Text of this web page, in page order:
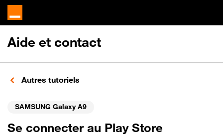
Aide et contact
Autres tutoriels
SAMSUNG Galaxy A9
Se connecter au Play Store